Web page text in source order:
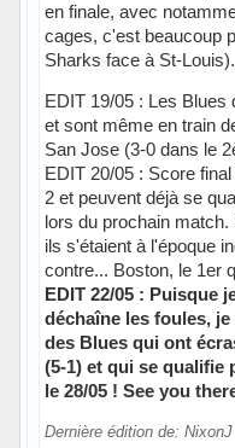
en finale, avec
cages, c'est beaucoup
Sharks face à St-Louis).
EDIT 19/05 : Les Blues
et sont même en train
San Jose (3-0 dans le
EDIT 20/05 : Score
2 et peuvent déjà se
lors du prochain
ils s'étaient à l'époque
contre... Boston, le 1er
EDIT 22/05 : Puisque
déchaîne les foules,
des Blues qui ont
(5-1) et qui se qualifie
le 28/05 ! See you
Dernière édition de: